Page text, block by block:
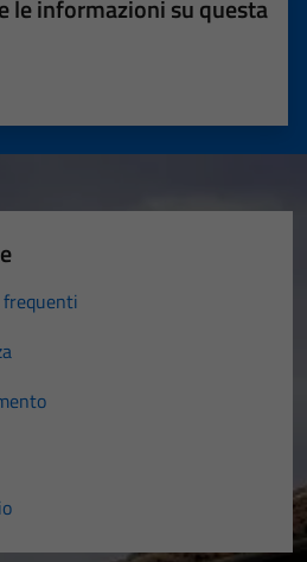
le informazioni su questa
stelle su 5
su 5
5
frequenti